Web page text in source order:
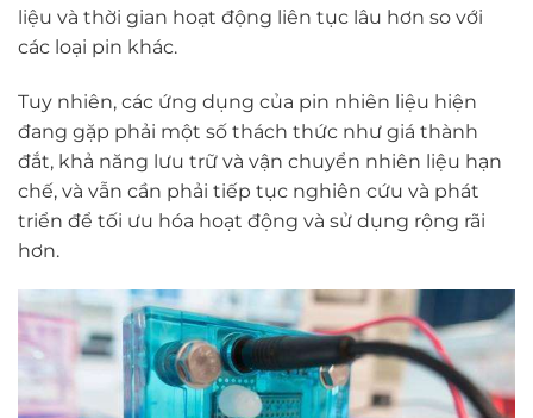
liệu và thời gian hoạt động liên tục lâu hơn so với
các loại pin khác.
Tuy nhiên, các ứng dụng của pin nhiên liệu hiện
đang gặp phải một số thách thức như giá thành
đắt, khả năng lưu trữ và vận chuyển nhiên liệu hạn
chế, và vẫn cần phải tiếp tục nghiên cứu và phát
triển để tối ưu hóa hoạt động và sử dụng rộng rãi
hơn.